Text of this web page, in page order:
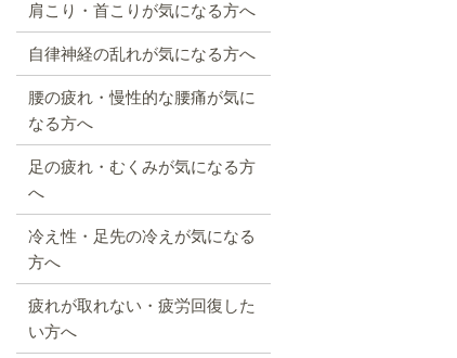
肩こり・首こりが気になる方へ
自律神経の乱れが気になる方へ
腰の疲れ・慢性的な腰痛が気に
なる方へ
足の疲れ・むくみが気になる方
へ
冷え性・足先の冷えが気になる
方へ
疲れが取れない・疲労回復した
い方へ